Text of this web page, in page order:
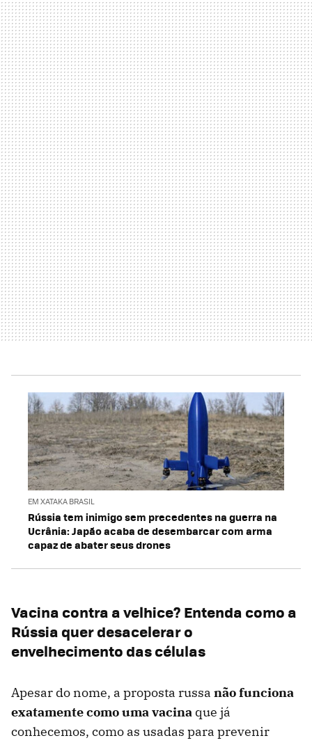
EM XATAKA BRASIL
Rússia tem inimigo sem precedentes na guerra na
Ucrânia: Japão acaba de desembarcar com arma
capaz de abater seus drones
Vacina contra a velhice? Entenda como a
Rússia quer desacelerar o
envelhecimento das células
Apesar do nome, a proposta russa não funciona
exatamente como uma vacina que já
conhecemos, como as usadas para prevenir